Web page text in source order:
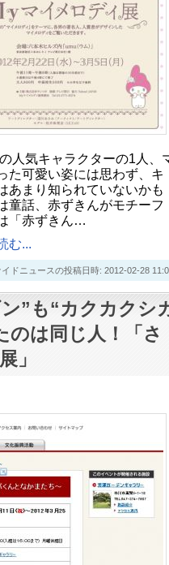
人気キャラクターの1人、
た可愛い姿には思わず、キ
あまり知られていないかも
童話、赤ずきんがモチーフ
「赤ずきん…
む...
ドニュースの投稿日時: 2012-02-28
”も“カクカクシ
のは同じ人！「さ
」